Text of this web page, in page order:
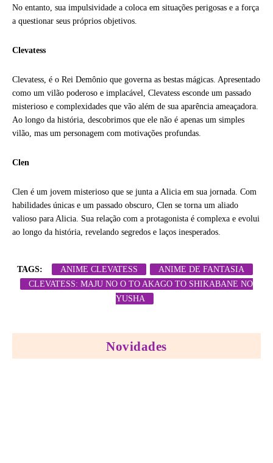
No entanto, sua impulsividade a coloca em situações perigosas e a força
a questionar seus próprios objetivos.
Clevatess
Clevatess, é o Rei Demônio que governa as bestas mágicas. Apresentado
como um vilão poderoso e implacável, Clevatess esconde um passado
misterioso e complexidades que vão além de sua aparência ameaçadora.
Ao longo da história, descobrimos que ele não é apenas um simples
vilão, mas um personagem com motivações profundas.
Clen
Clen é um jovem misterioso que se junta a Alicia em sua jornada. Com
habilidades únicas e um passado obscuro, Clen se torna um aliado
valioso para Alicia. Sua relação com a protagonista é complexa e evolui
ao longo da história, revelando segredos e laços inesperados.
TAGS: ANIME CLEVATESS
ANIME DE FANTASIA
CLEVATESS: MAJU NO O TO AKAGO TO SHIKABANE NO
YUSHA
Novidades